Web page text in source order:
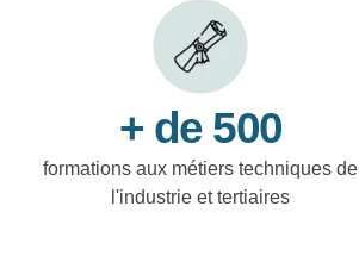
+ de 500
formations aux métiers techniques de
l'industrie et tertiaires